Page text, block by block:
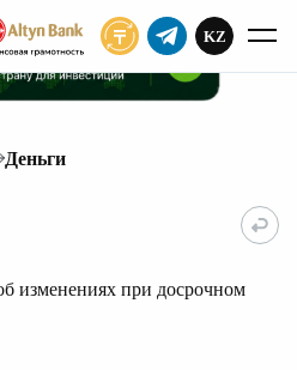
KZ
Деньги
изменениях при досрочном